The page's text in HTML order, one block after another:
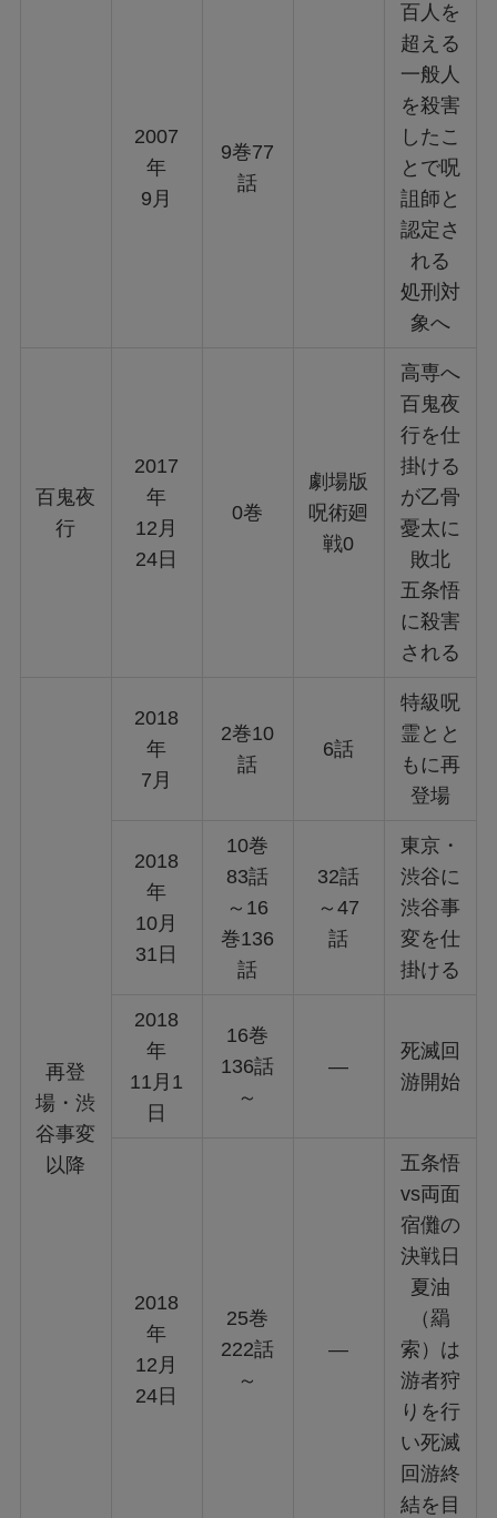
2007
年
9月
9巻77
話
百人を
超える
一般人
を殺害
したこ
とで呪
詛師と
認定さ
れる
処刑対
象へ
百鬼夜
行
2017
年
12月
24日
0巻
劇場版
呪術廻
戦0
高専へ
百鬼夜
行を仕
掛ける
が乙骨
憂太に
敗北
五条悟
に殺害
される
再登
場・渋
谷事変
以降
2018
年
7月
2巻10
話
6話
特級呪
霊とと
もに再
登場
2018
年
10月
31日
10巻
83話
～16
巻136
話
32話
～47
話
東京・
渋谷に
渋谷事
変を仕
掛ける
2018
年
11月1
日
16巻
136話
～
—
死滅回
游開始
2018
年
12月
24日
25巻
222話
～
—
五条悟
vs両面
宿儺の
決戦日
夏油
（羂
索）は
游者狩
りを行
い死滅
回游終
結を目